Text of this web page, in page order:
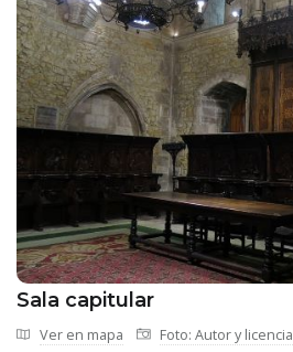
Sala capitular
Ver en mapa Foto: Autor y licencia